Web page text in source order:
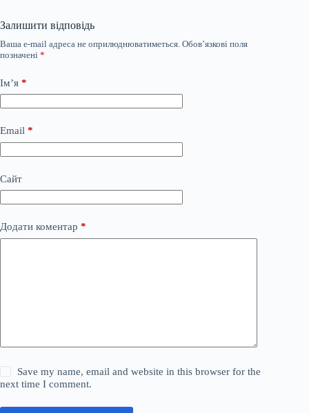
Залишити відповідь
Ваша e-mail адреса не оприлюднюватиметься. Обов’язкові поля
позначені *
Ім’я *
Email *
Сайт
Додати коментар *
Save my name, email and website in this browser for the
next time I comment.